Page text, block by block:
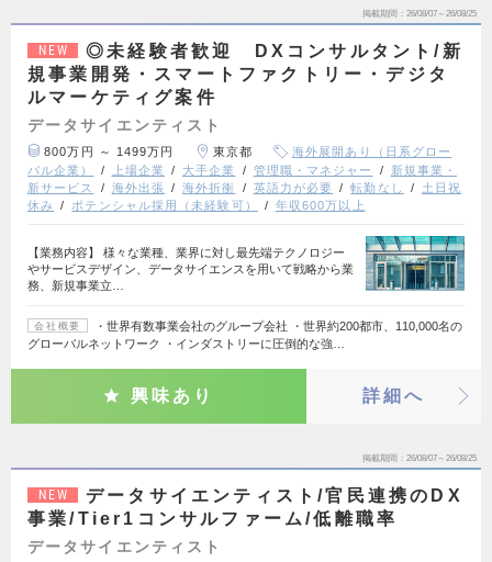
掲載期間 26/08/07～26/08/25
NEW
◎未経験者歓迎 DXコンサルタント/新
規事業開発・スマートファクトリー・デジタ
ルマーケティグ案件
データサイエンティスト
800万円 ～ 1499万円 東京都
海外展開あり（日系グロー
バル企業）
上場企業 大手企業 管理職・マネジャー
新規事業・
新サービス
海外出張 海外折衝 英語力が必要 転勤なし
土日祝
休み
ポテンシャル採用（未経験可） 年収600万以上
【業務内容】 様々な業種、業界に対し最先端テクノロジー
やサービスデザイン、データサイエンスを用いて戦略から業
務、新規事業立…
会社概要
・世界有数事業会社のグループ会社 ・世界約200都市、110,000名の
グローバルネットワーク ・インダストリーに圧倒的な強…
興味あり 詳細へ
掲載期間 26/08/07～26/08/25
NEW
データサイエンティスト/官民連携のDX
事業/Tier1コンサルファーム/低離職率
データサイエンティスト